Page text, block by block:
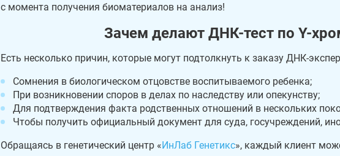
с момента получения биоматериалов на анализ!
Зачем делают ДНК-тест по Y-
Есть несколько причин, которые могут подтолкнуть к заказу ДНК-
Сомнения в биологическом отцовстве воспитываемого ребенка;
При возникновении споров в делах по наследству или опекунству;
Для подтверждения факта родственных отношений в нескольких
Чтобы получить официальный документ для суда, госучреждений,
Обращаясь в генетический центр « ИнЛаб Генетикс», каждый клиент